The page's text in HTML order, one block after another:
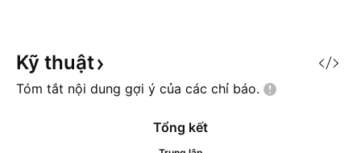
Kỹ thuật
Tóm tắt nội dung gợi ý của các chỉ báo.
Tổng kết